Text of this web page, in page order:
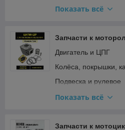
Мотор-колёса и
Показать всё
Запчасти к
Двигатель и ЦПГ
Колёса, покрышки,
Подвеска и рулевое
Прочее
Топливная система
Показать всё
Запчасти к